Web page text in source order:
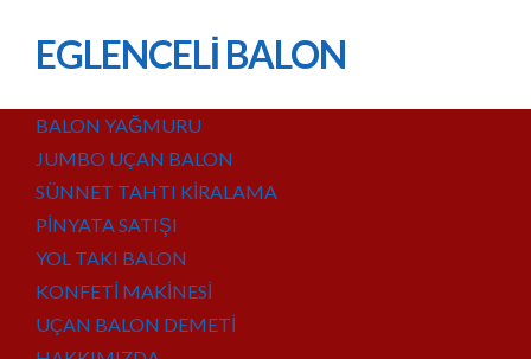
EGLENCELİ BALON
BALON YAĞMURU
JUMBO UÇAN BALON
SÜNNET TAHTI KİRALAMA
PİNYATA SATIŞI
YOL TAKI BALON
KONFETİ MAKİNESİ
UÇAN BALON DEMETİ